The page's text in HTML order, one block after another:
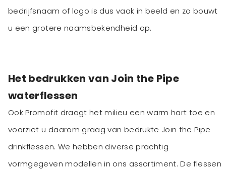
bedrijfsnaam of logo is dus vaak in beeld en zo bouwt
u een grotere naamsbekendheid op.
Het bedrukken van Join the Pipe
waterflessen
Ook Promofit draagt het milieu een warm hart toe en
voorziet u daarom graag van bedrukte Join the Pipe
drinkflessen. We hebben diverse prachtig
vormgegeven modellen in ons assortiment. De flessen